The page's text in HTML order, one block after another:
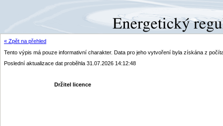
« Zpět na přehled
Tento výpis má pouze informativní charakter. Data pro jeho vytvoření byla získána z
Poslední aktualizace dat proběhla 31.07.2026 14:12:48
Držitel licence